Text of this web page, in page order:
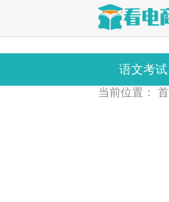
语文考试
当前位置：